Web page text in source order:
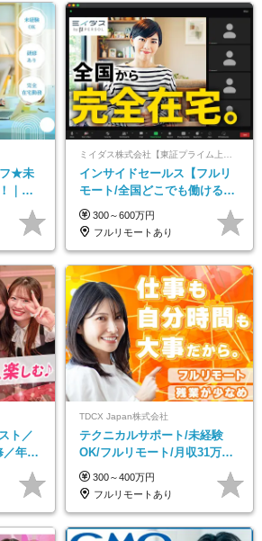
フ★未
｜お
｜残
インサイドセールス【フルリ
モート/全国どこでも働ける】
未経験OK*土日祝休み*残業少
なめ*在宅勤務手当あり
300～600万円
フルリモートあり
ト／
／年休
20代
TDCX Japan株式会社
テクニカルサポート/未経験
OK/フルリモート/月収31万円
可/月最大3万のインセンティ
ブ支給/平均年齢33歳
300～400万円
フルリモートあり